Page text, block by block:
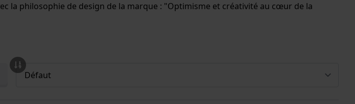
la philosophie de design de la marque : "Optimisme et créativité au cœur de la